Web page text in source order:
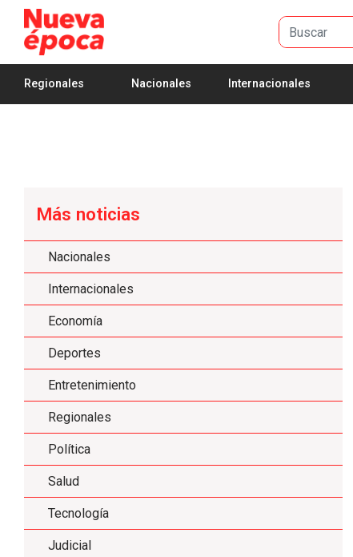
Saltar al contenido principal
Regionales Nacionales Internacionales
Más noticias
Nacionales
Internacionales
Economía
Deportes
Entretenimiento
Regionales
Política
Salud
Tecnología
Judicial